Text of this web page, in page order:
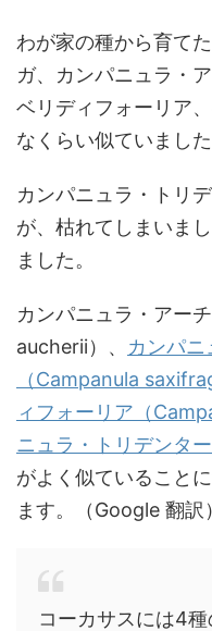
わが家の種から育て
ガ、カンパニュラ・
ベリディフォーリア
なくらい似ていました
カンパニュラ・トリ
が、枯れてしまいま
ました。
カンパニュラ・アー
aucherii）、 カンパ
（Campanula
ィフォーリア（
ニュラ・トリデンタ
がよく似ていること
ます。（Google 翻訳）
コーカサスには4